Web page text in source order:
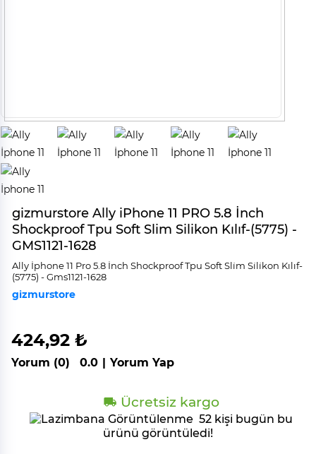
gizmurstore Ally iPhone 11 PRO 5.8 İnch
Shockproof Tpu Soft Slim Silikon Kılıf-(5775) -
GMS1121-1628
Ally İphone 11 Pro 5.8 İnch Shockproof Tpu Soft Sli̇m Si̇li̇kon Kılıf-
(5775) - Gms1121-1628
gizmurstore
424,92 ₺
Yorum (0) 0.0 | Yorum Yap
Ücretsiz kargo
52 kişi bugün bu
ürünü görüntüledi!